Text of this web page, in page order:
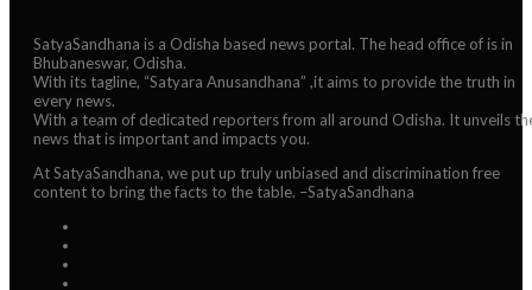
SatyaSandhana is a Odisha based news portal. The head office of is in
Bhubaneswar, Odisha.
With its tagline, “Satyara Anusandhana” ,it aims to provide the truth in
every news.
With a team of dedicated reporters from all around Odisha. It unveils
news that is important and impacts you.
At SatyaSandhana, we put up truly unbiased and discrimination free
content to bring the facts to the table. –SatyaSandhana